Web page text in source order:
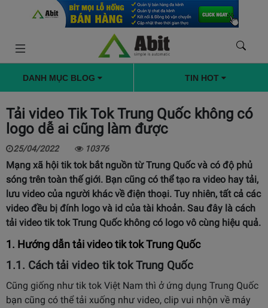
DANH MỤC BLOG TIN HOT
Tải video Tik Tok Trung Quốc không có
logo dễ ai cũng làm được
25/04/2022 10376
Mạng xã hội tik tokbắt nguồn từ Trung Quốc và có độ phủ
sóng trên toàn thế giới. Bạn cũng có thể tạo ra video hay tải,
lưu video của người khác về điện thoại. Tuy nhiên, tất cả các
video đều bị đính logo và id của tài khoản. Sau đây là cách
tải video tik tok Trung Quốc không có logo vô cùng hiệu quả.
1. Hướng dẫn tải video tik tok Trung Quốc
1.1. Cách tải video tik tok Trung Quốc
Cũng giống như tik tok Việt Nam thì ở ứng dụng Trung Quốc
bạn cũng có thể tải xuống như video, clip vui nhộn về máy